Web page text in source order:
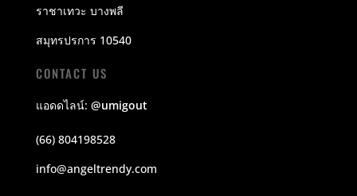
ราชาเทวะ บางพลี
สมุทรปรการ 10540
CONTACT US
แอดดไลน์: @umigout
(66) 804198528
info@angeltrendy.com